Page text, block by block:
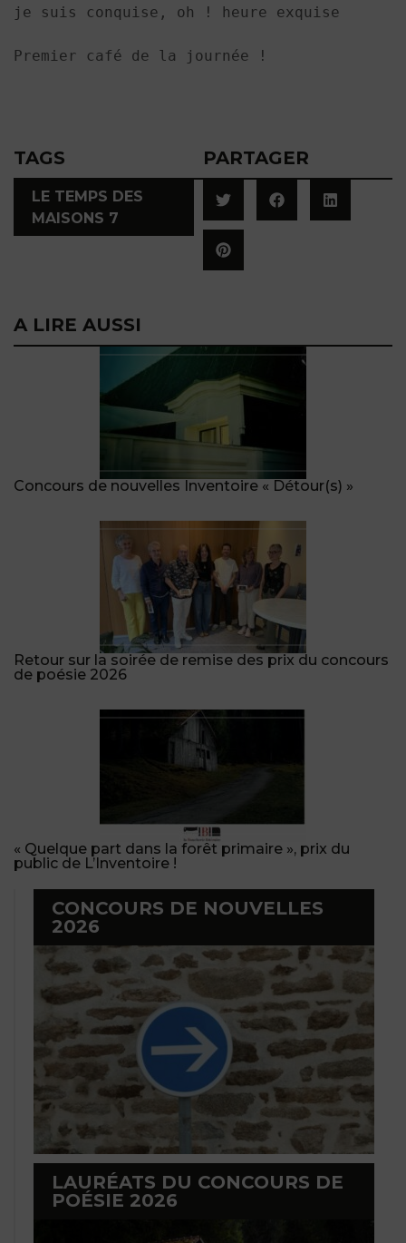
je suis conquise, oh ! heure exquise
Premier café de la journée !
TAGS
LE TEMPS DES
MAISONS 7
PARTAGER
A LIRE AUSSI
Concours de nouvelles Inventoire « Détour(s) »
Retour sur la soirée de remise des prix du concours
de poésie 2026
« Quelque part dans la forêt primaire », prix du
public de L’Inventoire !
CONCOURS DE NOUVELLES
2026
LAURÉATS DU CONCOURS DE
POÉSIE 2026